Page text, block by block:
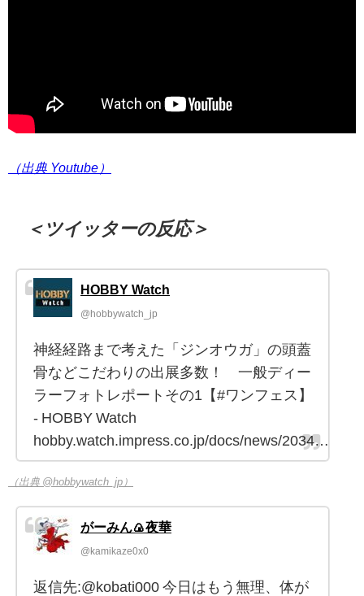
（出典 Youtube）
＜ツイッターの反応＞
HOBBY Watch
@hobbywatch_jp
神経経路まで考えた「ジンオウガ」の頭蓋
骨などこだわりの出展多数！ 一般ディー
ラーフォトレポートその1【#ワンフェス】
- HOBBY Watch
hobby.watch.impress.co.jp/docs/news/2034…
（出典 @hobbywatch_jp）
がーみん🍙夜華
@kamikaze0x0
返信先:@kobati000 今日はもう無理、体が